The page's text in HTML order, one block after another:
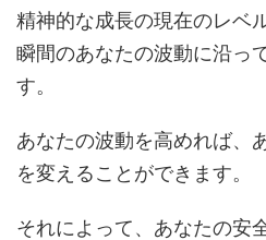
精神的な成長の現在のレベ
瞬間のあなたの波動に沿っ
す。
あなたの波動を高めれば、
を変えることができます。
それによって、あなたの安